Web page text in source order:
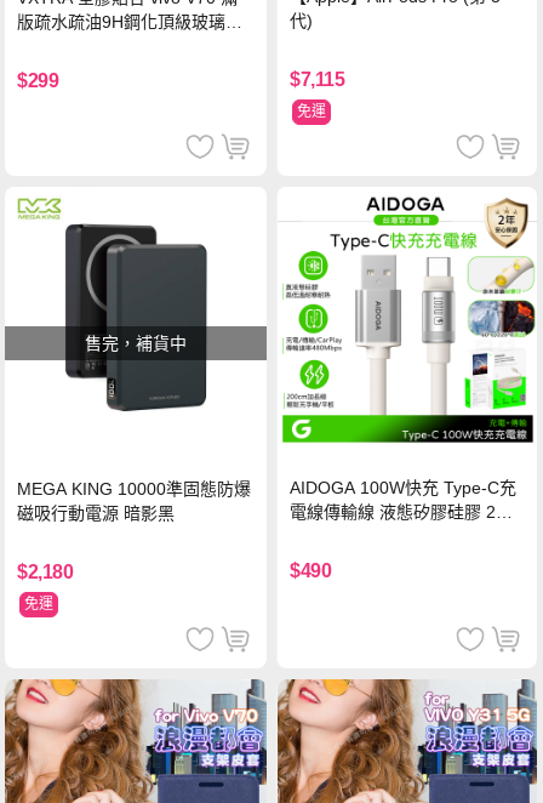
版疏水疏油9H鋼化頂級玻璃貼
$299
代)
$7,115
免運
售完，補貨中
MEGA KING 10000準固態防爆
磁吸行動電源 暗影黑
$2,180
免運
AIDOGA 100W快充 Type-C充
電線傳輸線 液態矽膠硅膠 2M
$490